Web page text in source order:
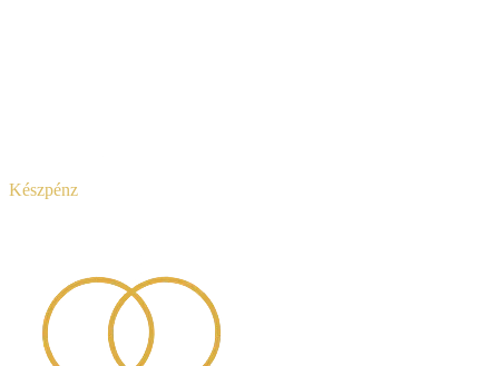
Készpénz